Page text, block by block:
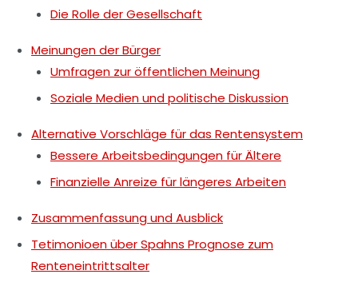
Die Rolle der Gesellschaft
Meinungen der Bürger
Umfragen zur öffentlichen Meinung
Soziale Medien und politische Diskussion
Alternative Vorschläge für das Rentensystem
Bessere Arbeitsbedingungen für Ältere
Finanzielle Anreize für längeres Arbeiten
Zusammenfassung und Ausblick
Tetimonioen über Spahns Prognose zum
Renteneintrittsalter